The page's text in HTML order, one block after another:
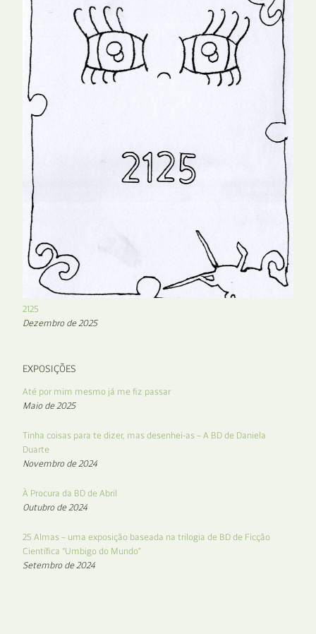
2125
Dezembro de 2025
EXPOSIÇÕES
Até por mim mesmo já me fiz passar
Maio de 2025
Tinha coisas para te dizer, mas desenhei-as – A BD de Daniela
Duarte
Novembro de 2024
À Procura da BD de Abril
Outubro de 2024
25 Almas – uma exposição baseada na trilogia de BD de Ficção
Científica “Umbigo do Mundo”
Setembro de 2024